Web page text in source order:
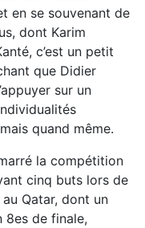
en se souvenant de
dont Karim
c’est un petit
que Didier
sur un
quand même.
la compétition
cinq buts lors de
Qatar, dont un
8es de finale,